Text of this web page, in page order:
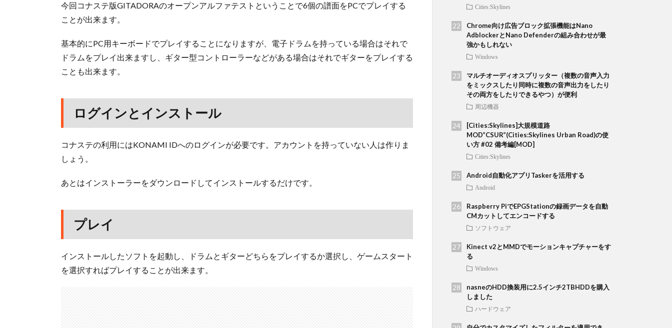
今回コナステ版GITADORAのオープンアルファテストということで6個の譜面をPCでプレイする
ことが出来ます。
基本的にPC用キーボードでプレイすることになりますが、電子ドラムを持っている場合はそれで
ドラムをプレイ出来ますし、ギター型コントローラーなどがある場合はそれでギターをプレイする
ことも出来ます。
ログインとインストール
コナステの利用にはKONAMI IDへのログインが必要です。アカウントを持っていない人は作りま
しょう。
あとはインストーラーをダウンロードしてインストールするだけです。
プレイ
インストールしたソフトを起動し、ドラムとギターどちらをプレイするか選択し、ゲームスタート
を選択すればプレイすることが出来ます。
Cities:Skylines
Chrome向け広告ブロック拡張機能はNano
AdblockerとNano Defenderの組み合わせが最
強かもしれない
Windows
マルチオーディオスプリッター（複数の音声入力
をミックスしたり同時に複数の音声出力をしたり
その両方をしたりできるやつ）が便利
周辺機器
[Cities:Skylines]大規模道路
MOD”CSUR”(Cities:Skylines Urban Road)の使
い方 #02 備考編[MOD]
Cities:Skylines
Android自動化アプリTaskerを活用する
Android
Raspberry PiでEPGStationの録画データを自動
CMカットしてエンコードする
ソフトウェア
Kinect v2とMMDでモーションキャプチャーをす
る
Windows
nasneのHDD換装用に2.5インチ2TBHDDを購入
しました
ハードウェア